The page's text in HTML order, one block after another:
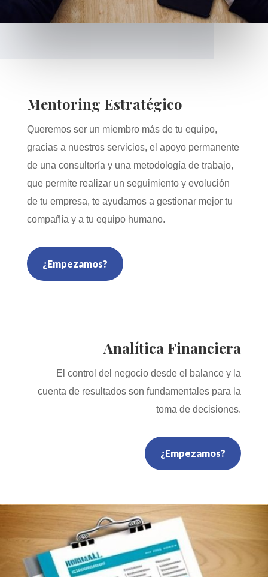
Mentoring Estratégico
Queremos ser un miembro más de tu equipo,
gracias a nuestros servicios, el apoyo permanente
de una consultoría y una metodología de trabajo,
que permite realizar un seguimiento y evolución
de tu empresa, te ayudamos a gestionar mejor tu
compañía y a tu equipo humano.
¿Empezamos?
Analítica Financiera
El control del negocio desde el balance y la
cuenta de resultados son fundamentales para la
toma de decisiones.
¿Empezamos?